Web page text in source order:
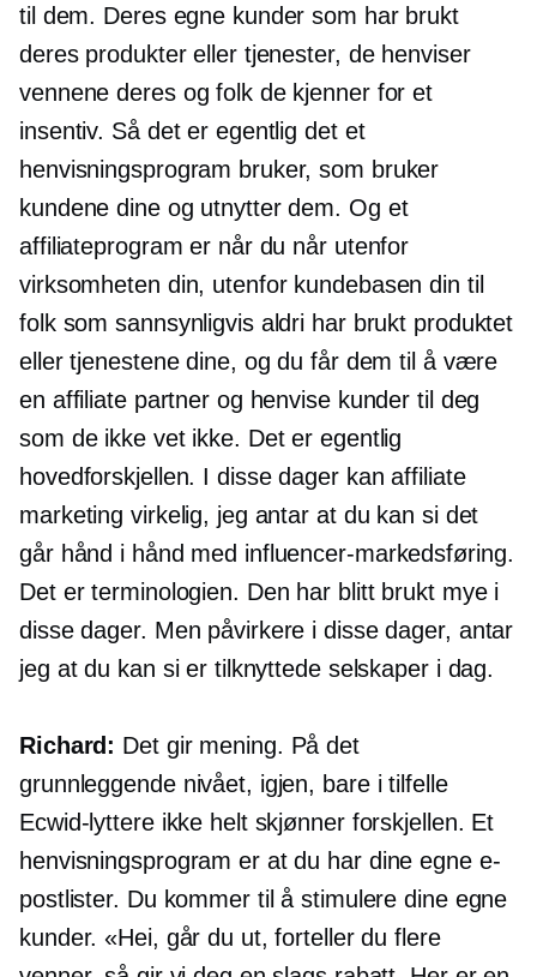
til dem. Deres egne kunder som har brukt
deres produkter eller tjenester, de henviser
vennene deres og folk de kjenner for et
insentiv. Så det er egentlig det et
henvisningsprogram bruker, som bruker
kundene dine og utnytter dem. Og et
affiliateprogram er når du når utenfor
virksomheten din, utenfor kundebasen din til
folk som sannsynligvis aldri har brukt produktet
eller tjenestene dine, og du får dem til å være
en affiliate partner og henvise kunder til deg
som de ikke vet ikke. Det er egentlig
hovedforskjellen. I disse dager kan affiliate
marketing virkelig, jeg antar at du kan si det
går hånd i hånd med influencer-markedsføring.
Det er terminologien. Den har blitt brukt mye i
disse dager. Men påvirkere i disse dager, antar
jeg at du kan si er tilknyttede selskaper i dag.
Richard: Det gir mening. På det
grunnleggende nivået, igjen, bare i tilfelle
Ecwid-lyttere ikke helt skjønner forskjellen. Et
henvisningsprogram er at du har dine egne e-
postlister. Du kommer til å stimulere dine egne
kunder. «Hei, går du ut, forteller du flere